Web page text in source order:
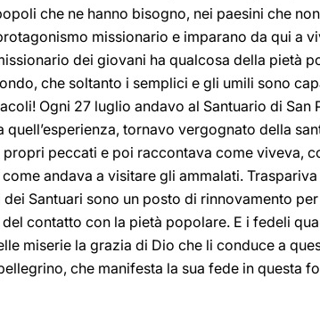
che ne hanno bisogno, nei paesini che
missionario e imparano da qui a
dei giovani ha qualcosa della pietà
che soltanto i semplici e gli umili sono
Ogni 27 luglio andavo al Santuario di San
tornavo vergognato della
peccati e poi raccontava come viveva,
andava a visitare gli ammalati.
Santuari sono un posto di rinnovamento
contatto con la pietà popolare. E i fedeli
miserie la grazia di Dio che li conduce a
che manifesta la sua fede in questa